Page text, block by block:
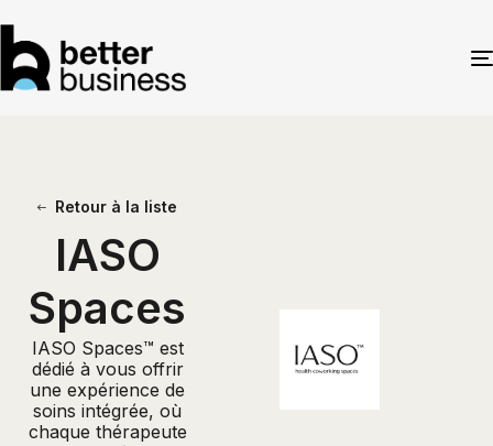
Retour à la liste
IASO
Spaces
IASO Spaces™ est
dédié à vous offrir
une expérience de
soins intégrée, où
chaque thérapeute